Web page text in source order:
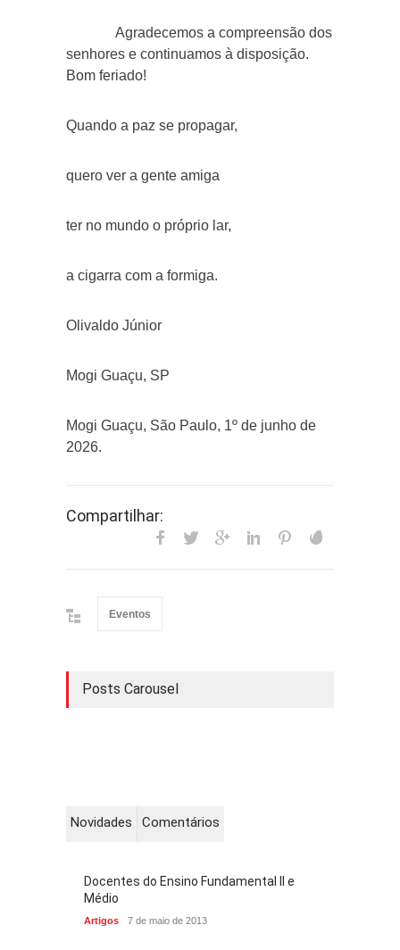
Agradecemos a compreensão dos
senhores e continuamos à disposição.
Bom feriado!
Quando a paz se propagar,
quero ver a gente amiga
ter no mundo o próprio lar,
a cigarra com a formiga.
Olivaldo Júnior
Mogi Guaçu, SP
Mogi Guaçu, São Paulo, 1º de junho de
2026.
Compartilhar:
Eventos
Posts Carousel
Novidades Comentários
Docentes do Ensino Fundamental II e
Médio
Artigos 7 de maio de 2013